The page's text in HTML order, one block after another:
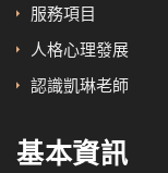
服務項目
人格心理發展
認識凱琳老師
基本資訊